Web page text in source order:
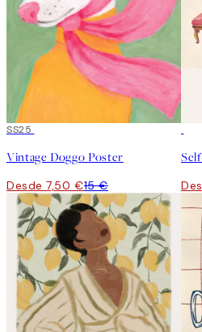
50%*
SS25
Vintage Doggo Poster
Desde 7,50 €15 €